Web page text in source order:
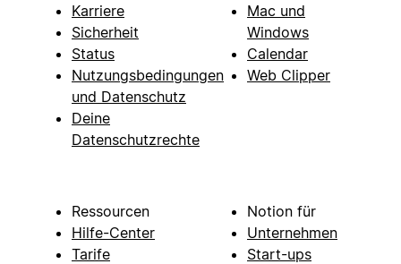
Karriere
Sicherheit
Status
Nutzungsbedingungen
und Datenschutz
Deine
Datenschutzrechte
Mac und
Windows
Calendar
Web Clipper
Ressourcen
Hilfe-Center
Tarife
Notion für
Unternehmen
Start-ups